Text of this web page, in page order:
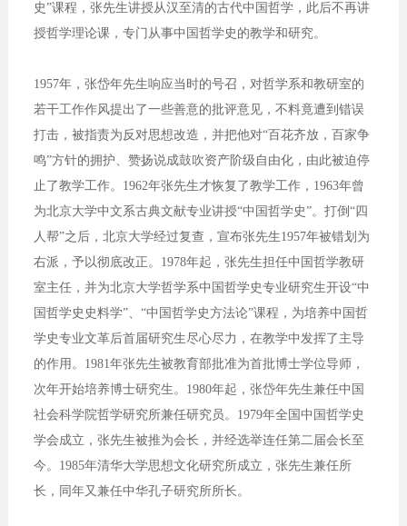
史”课程，张先生讲授从汉至清的古代中国哲学，此后不再讲
授哲学理论课，专门从事中国哲学史的教学和研究。
1957年，张岱年先生响应当时的号召，对哲学系和教研室的
若干工作作风提出了一些善意的批评意见，不料竟遭到错误
打击，被指责为反对思想改造，并把他对“百花齐放，百家争
鸣”方针的拥护、赞扬说成鼓吹资产阶级自由化，由此被迫停
止了教学工作。1962年张先生才恢复了教学工作，1963年曾
为北京大学中文系古典文献专业讲授“中国哲学史”。打倒“四
人帮”之后，北京大学经过复查，宣布张先生1957年被错划为
右派，予以彻底改正。1978年起，张先生担任中国哲学教研
室主任，并为北京大学哲学系中国哲学史专业研究生开设“中
国哲学史史料学”、“中国哲学史方法论”课程，为培养中国哲
学史专业文革后首届研究生尽心尽力，在教学中发挥了主导
的作用。1981年张先生被教育部批准为首批博士学位导师，
次年开始培养博士研究生。1980年起，张岱年先生兼任中国
社会科学院哲学研究所兼任研究员。1979年全国中国哲学史
学会成立，张先生被推为会长，并经选举连任第二届会长至
今。1985年清华大学思想文化研究所成立，张先生兼任所
长，同年又兼任中华孔子研究所所长。